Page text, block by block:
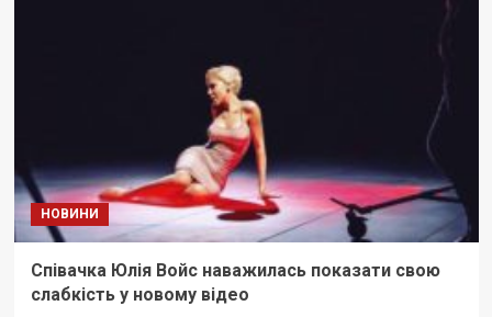
НОВИНИ
Співачка Юлія Войс наважилась показати свою
слабкість у новому відео